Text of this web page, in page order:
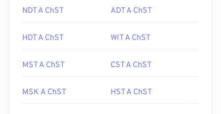
NDT A ChST ADT A ChST
HDT A ChST WIT A ChST
MST A ChST CST A ChST
MSK A ChST HST A ChST